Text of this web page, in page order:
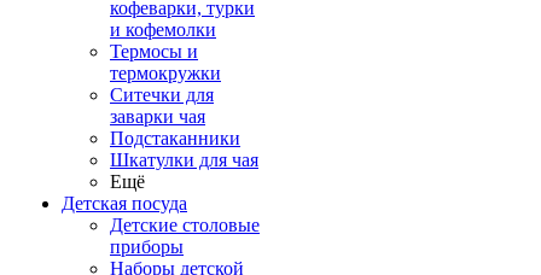
кофеварки, турки
и кофемолки
Термосы и
термокружки
Ситечки для
заварки чая
Подстаканники
Шкатулки для чая
Ещё
Детская посуда
Детские столовые
приборы
Наборы детской